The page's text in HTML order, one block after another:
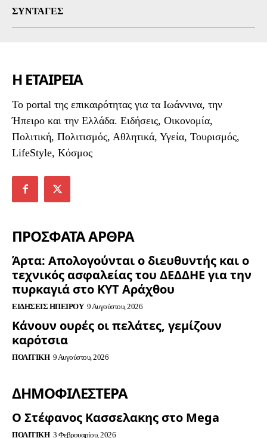
ΣΥΝΤΑΓΈΣ
Η ΕΤΑΙΡΕΙΑ
To portal της επικαιρότητας για τα Ιωάννινα, την
Ήπειρο και την Ελλάδα. Ειδήσεις, Οικονομία,
Πολιτική, Πολιτισμός, Αθλητικά, Υγεία, Τουρισμός,
LifeStyle, Κόσμος
ΠΡΟΣΦΑΤΑ ΑΡΘΡΑ
Άρτα: Απολογούνται ο διευθυντής και ο
τεχνικός ασφαλείας του ΔΕΔΔΗΕ για την
πυρκαγιά στο ΚΥΤ Αράχθου
ΕΙΔΉΣΕΙΣ ΗΠΕΊΡΟΥ 9 Αυγούστου, 2026
Κάνουν ουρές οι πελάτες, γεμίζουν
καρότσια
ΠΟΛΙΤΙΚΉ 9 Αυγούστου, 2026
ΔΗΜΟΦΙΛΈΣΤΕΡΑ
Ο Στέφανος Κασσελακης στο Mega
ΠΟΛΙΤΙΚΉ 3 Φεβρουαρίου, 2026